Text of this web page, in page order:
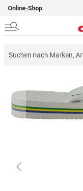
Online-Shop
der
Bildergalerie
springen